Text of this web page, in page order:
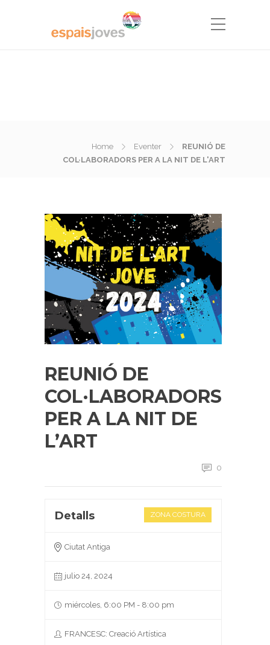
Home Eventer
REUNIÓ DE
COL·LABORADORS PER A LA NIT DE L'ART
REUNIÓ DE
COL·LABORADORS
PER A LA NIT DE
L’ART
0
ZONA COSTURA
Detalls
Ciutat Antiga
julio 24, 2024
miércoles, 6:00 PM - 8:00 pm
FRANCESC: Creació Artística